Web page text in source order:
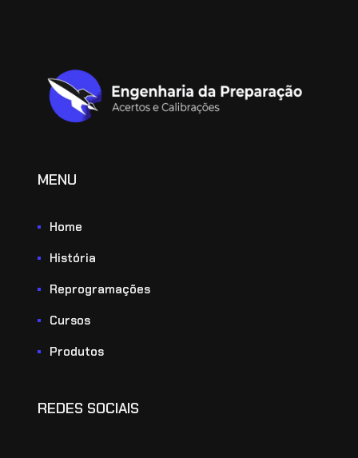
MENU
Home
História
Reprogramações
Cursos
Produtos
REDES SOCIAIS